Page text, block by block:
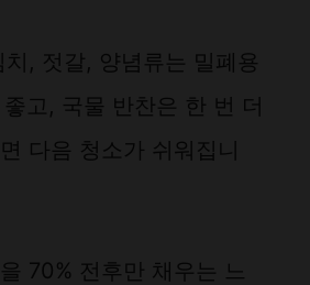
, 젓갈, 양념류는 밀폐용
고, 국물 반찬은 한 번 더
다음 청소가 쉬워집니
70% 전후만 채우는 느